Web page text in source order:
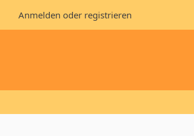
Anmelden oder registrieren